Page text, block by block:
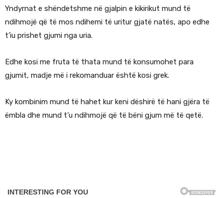
Yndyrnat e shëndetshme në gjalpin e kikirikut mund të
ndihmojë që të mos ndihemi të uritur gjatë natës, apo edhe
t’iu prishet gjumi nga uria.
Edhe kosi me fruta të thata mund të konsumohet para
gjumit, madje më i rekomanduar është kosi grek.
Ky kombinim mund të hahet kur keni dëshirë të hani gjëra të
ëmbla dhe mund t’u ndihmojë që të bëni gjum më të qetë.